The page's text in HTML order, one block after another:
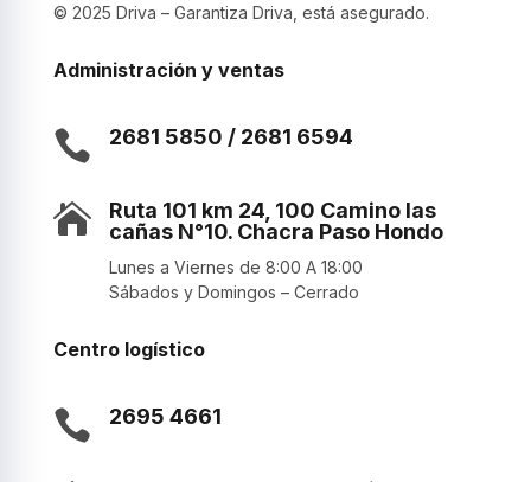
© 2025 Driva – Garantiza Driva, está asegurado.
Administración y ventas
 2681 5850 / 2681 6594

Ruta 101 km 24, 100 Camino las
cañas N°10. Chacra Paso Hondo
Lunes a Viernes de 8:00 A 18:00
Sábados y Domingos – Cerrado
Centro logístico
 2695 4661